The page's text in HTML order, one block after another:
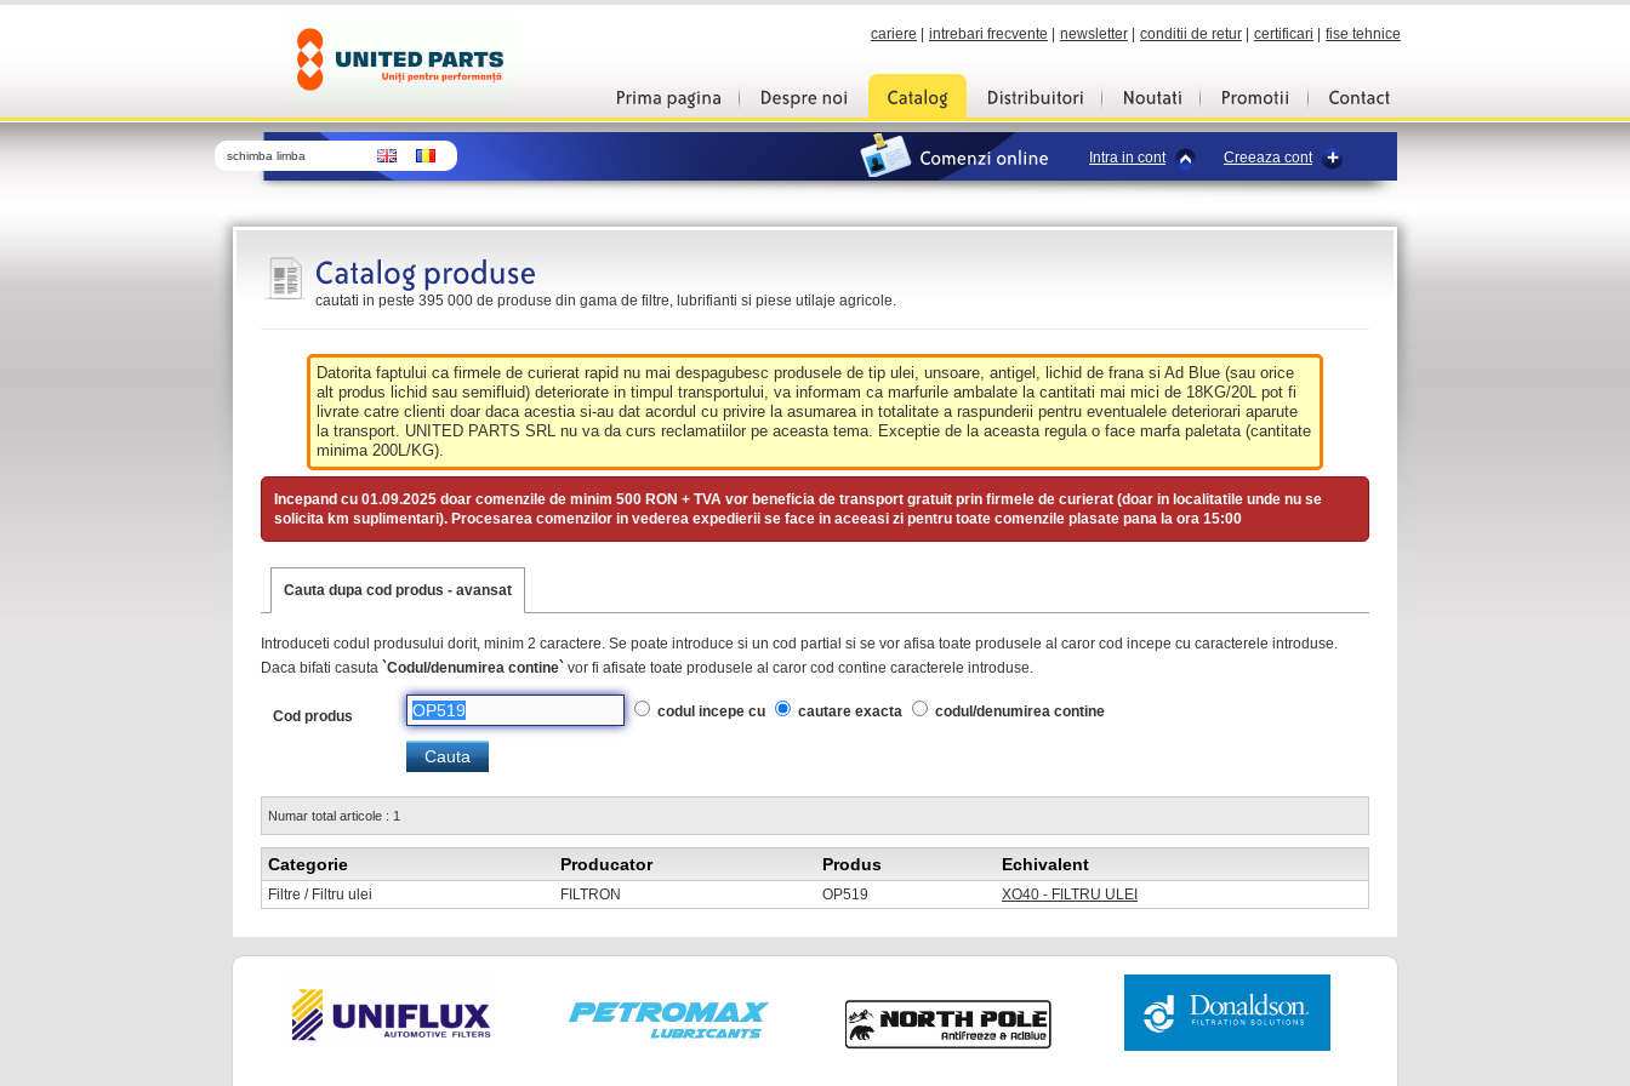
cariere intrebari frecvente newsletter conditii de retur certificari fise tehnice
schimba limba Intra in cont Creeaza cont
cautati in peste 395 000 de produse din gama de filtre, lubrifianti si piese utilaje agricole.
Datorita faptului ca firmele de curierat rapid nu mai despagubesc produsele de tip ulei, unsoare, antigel, lichid de frana si Ad Blue (sau orice
alt produs lichid sau semifluid) deteriorate in timpul transportului, va informam ca marfurile ambalate la cantitati mai mici de 18KG/20L pot fi
livrate catre clienti doar daca acestia si-au dat acordul cu privire la asumarea in totalitate a raspunderii pentru eventualele deteriorari aparute
la transport. UNITED PARTS SRL nu va da curs reclamatiilor pe aceasta tema. Exceptie de la aceasta regula o face marfa paletata (cantitate
minima 200L/KG).
Incepand cu 01.09.2025 doar comenzile de minim 500 RON + TVA vor beneficia de transport gratuit prin firmele de curierat (doar in localitatile unde nu se
solicita km suplimentari). Procesarea comenzilor in vederea expedierii se face in aceeasi zi pentru toate comenzile plasate pana la ora 15:00
Cauta dupa cod produs - avansat
Introduceti codul produsului dorit, minim 2 caractere. Se poate introduce si un cod partial si se vor afisa toate produsele al caror cod incepe cu caracterele introduse.
Daca bifati casuta `Codul/denumirea contine` vor fi afisate toate produsele al caror cod contine caracterele introduse.
Cod produs codul incepe cu cautare exacta codul/denumirea contine
Numar total articole : 1
Categorie Producator Produs Echivalent
Filtre / Filtru ulei FILTRON OP519 XO40 - FILTRU ULEI